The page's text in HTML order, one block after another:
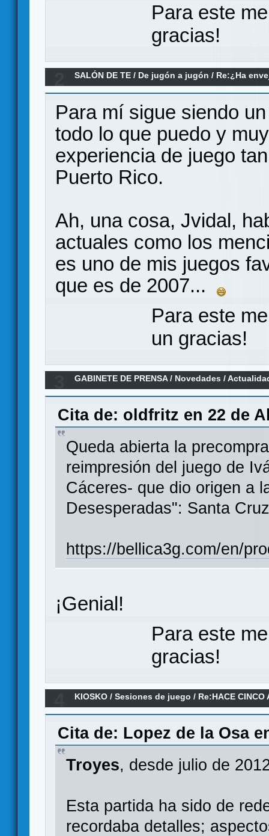
Para este
gracias!
SALÓN DE TE / De jugón a jugón / Re:¿Ha
juegos modernos no le llegan a la altura?
Para mí sigue siendo
todo lo que puedo y
experiencia de juego
Puerto Rico.
Ah, una cosa, Jvidal,
actuales como los
es uno de mis juegos
que es de 2007...
Para este
un gracias!
GABINETE DE PRENSA/ Novedades /
Cita de: oldfritz en 22 de
Queda abierta la
reimpresión del juego de
Cáceres- que dio origen a
Desesperadas": Santa
https://bellica3g.com/en/
¡Genial!
Para este
gracias!
KIOSKO /Sesiones de juego / Re:HACE CINCO
Cita de: Lopez de la Osa
Troyes, desde julio de
Esta partida ha sido de
recordaba detalles;